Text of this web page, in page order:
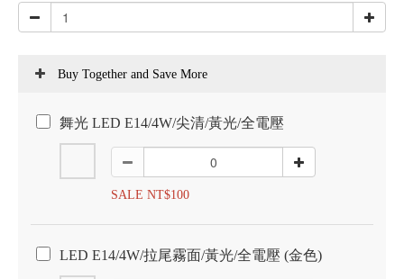
Buy Together and Save More
舞光 LED E14/4W/尖清/黃光/全電壓
SALE NT$100
LED E14/4W/拉尾霧面/黃光/全電壓 (金色)